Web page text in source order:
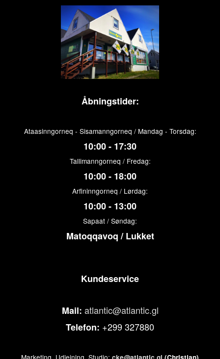
Åbningstider:
Ataasinngorneq - Sisamanngorneq / Mandag - Torsdag:
10:00 - 17:30
Tallimanngorneq / Fredag:
10:00 - 18:00
Arfininngorneq / Lørdag:
10:00 - 13:00
Sapaat / Søndag:
Matoqqavoq / Lukket
Kundeservice
Mail: atlantic@atlantic.gl
Telefon: +299 327880
Marketing, Udlejning, Studio: